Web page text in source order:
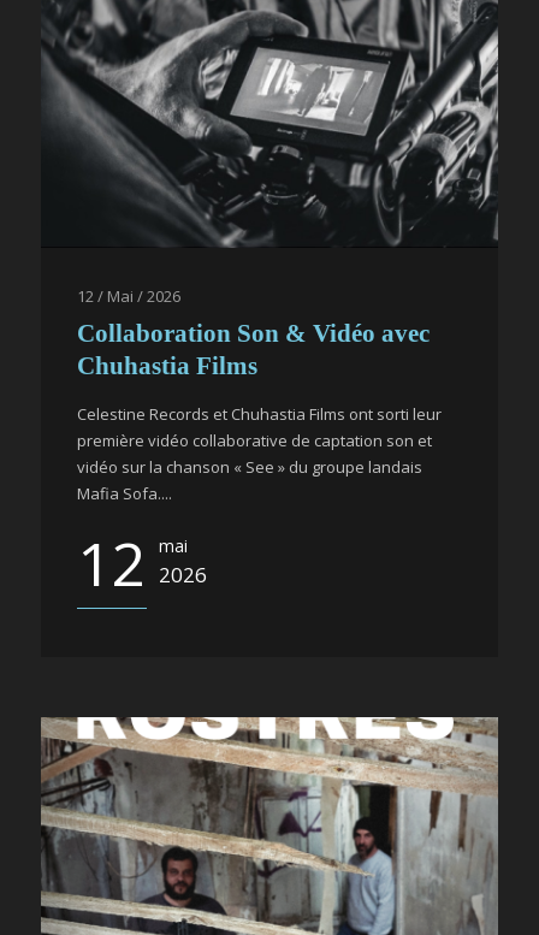
12 / Mai / 2026
Collaboration Son & Vidéo avec
Chuhastia Films
Celestine Records et Chuhastia Films ont sorti leur
première vidéo collaborative de captation son et
vidéo sur la chanson « See » du groupe landais
Mafia Sofa....
12 mai
2026